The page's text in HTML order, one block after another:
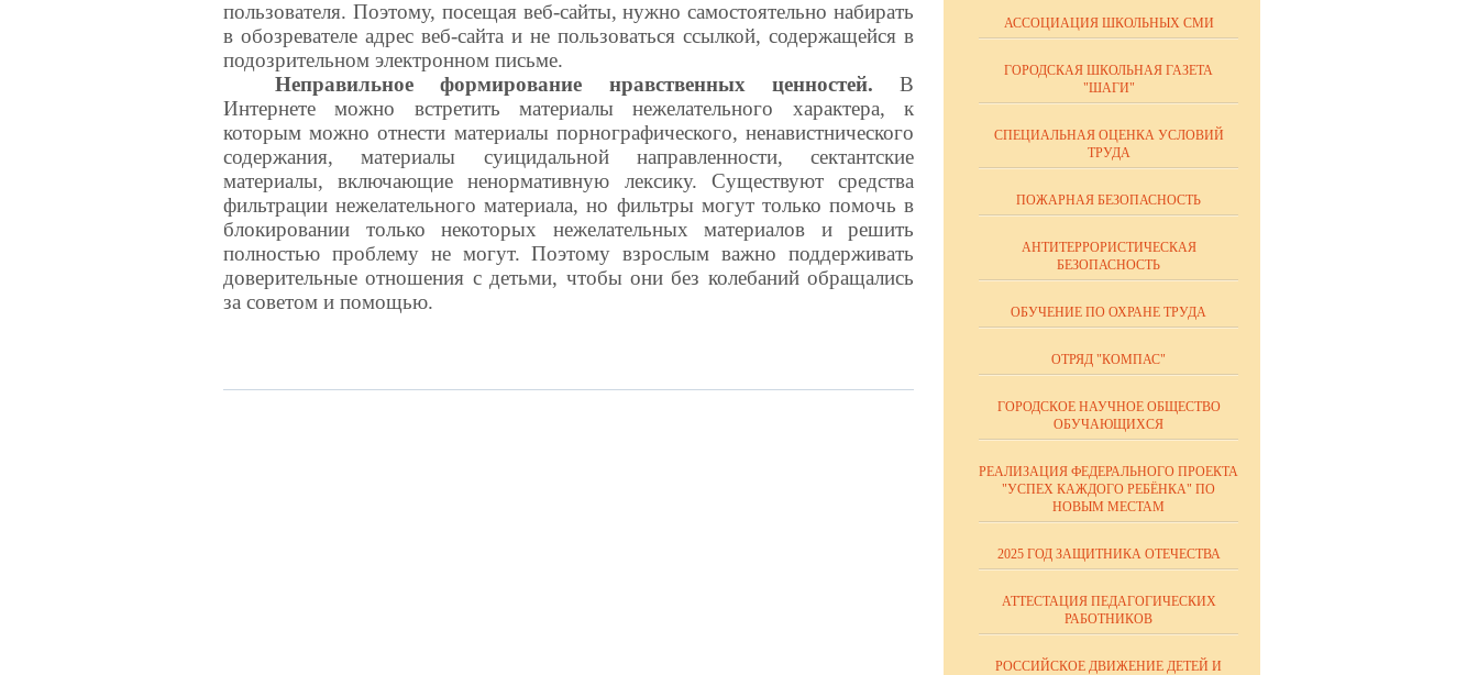
пользователя. Поэтому, посещая веб-сайты, нужно самостоятельно набирать
в обозревателе адрес веб-сайта и не пользоваться ссылкой, содержащейся в
подозрительном электронном письме.
Неправильное формирование нравственных ценностей. В
Интернете можно встретить материалы нежелательного характера, к
которым можно отнести материалы порнографического, ненавистнического
содержания, материалы суицидальной направленности, сектантские
материалы, включающие ненормативную лексику. Существуют средства
фильтрации нежелательного материала, но фильтры могут только помочь в
блокировании только некоторых нежелательных материалов и решить
полностью проблему не могут. Поэтому взрослым важно поддерживать
доверительные отношения с детьми, чтобы они без колебаний обращались
за советом и помощью.
АССОЦИАЦИЯ ШКОЛЬНЫХ СМИ
ГОРОДСКАЯ ШКОЛЬНАЯ ГАЗЕТА
"ШАГИ"
СПЕЦИАЛЬНАЯ ОЦЕНКА УСЛОВИЙ
ТРУДА
ПОЖАРНАЯ БЕЗОПАСНОСТЬ
АНТИТЕРРОРИСТИЧЕСКАЯ
БЕЗОПАСНОСТЬ
ОБУЧЕНИЕ ПО ОХРАНЕ ТРУДА
ОТРЯД "КОМПАС"
ГОРОДСКОЕ НАУЧНОЕ ОБЩЕСТВО
ОБУЧАЮЩИХСЯ
РЕАЛИЗАЦИЯ ФЕДЕРАЛЬНОГО ПРОЕКТА
"УСПЕХ КАЖДОГО РЕБЁНКА" ПО
НОВЫМ МЕСТАМ
2025 ГОД ЗАЩИТНИКА ОТЕЧЕСТВА
АТТЕСТАЦИЯ ПЕДАГОГИЧЕСКИХ
РАБОТНИКОВ
РОССИЙСКОЕ ДВИЖЕНИЕ ДЕТЕЙ И